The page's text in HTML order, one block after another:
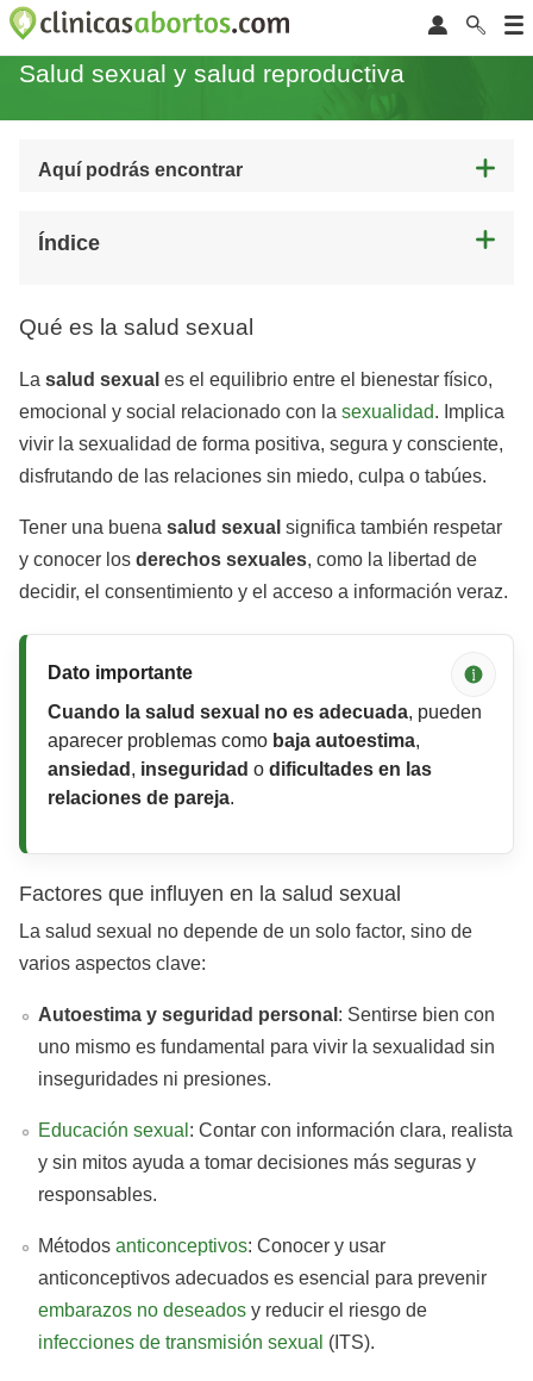
Salud sexual y salud reproductiva
Aquí podrás encontrar
Índice
Qué es la salud sexual
La salud sexual es el equilibrio entre el bienestar físico,
emocional y social relacionado con la sexualidad. Implica
vivir la sexualidad de forma positiva, segura y consciente,
disfrutando de las relaciones sin miedo, culpa o tabúes.
Tener una buena salud sexual significa también respetar
y conocer los derechos sexuales, como la libertad de
decidir, el consentimiento y el acceso a información veraz.
Cuando la salud sexual no es adecuada, pueden
aparecer problemas como baja autoestima,
ansiedad , inseguridad o dificultades en las
relaciones de pareja.
Dato importante
Factores que influyen en la salud sexual
La salud sexual no depende de un solo factor, sino de
varios aspectos clave:
Autoestima y seguridad personal : Sentirse bien con
uno mismo es fundamental para vivir la sexualidad sin
inseguridades ni presiones.
Educación sexual : Contar con información clara, realista
y sin mitos ayuda a tomar decisiones más seguras y
responsables.
Métodos anticonceptivos: Conocer y usar
anticonceptivos adecuados es esencial para prevenir
embarazos no deseados y reducir el riesgo de
infecciones de transmisión sexual (ITS).